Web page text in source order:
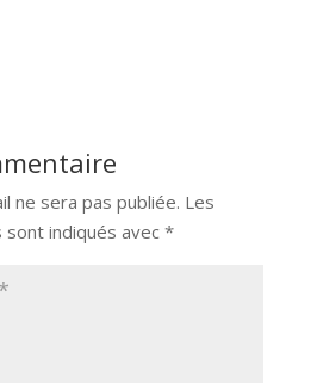
ne sera pas publiée. Les
indiqués avec *